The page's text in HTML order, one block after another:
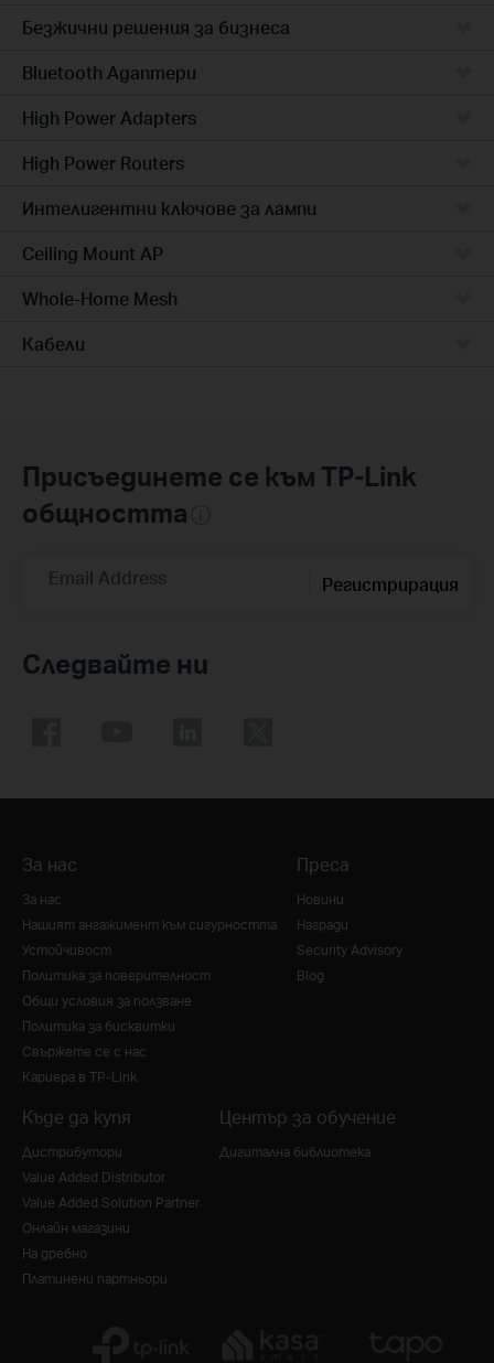
Безжични решения за бизнеса
Bluetooth Адаптери
High Power Adapters
High Power Routers
Интелигентни ключове за лампи
Ceiling Mount AP
Whole-Home Mesh
Кабели
Присъединете се към TP-Link
общността
Email Address Регистрирация
Следвайте ни
За нас
За нас
Нашият ангажимент към сигурността
Устойчивост
Политика за поверителност
Общи условия за ползване
Политика за бисквитки
Свържете се с нас
Кариера в TP-Link
Преса
Новини
Награди
Security Advisory
Blog
Къде да купя
Дистрибутори
Value Added Distributor
Value Added Solution Partner
Онлайн магазини
На дребно
Платинени партньори
Център за обучение
Дигитална библиотека